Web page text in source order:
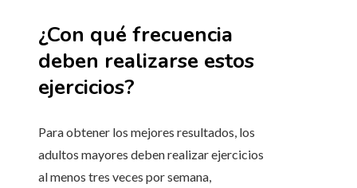
¿Con qué frecuencia
deben realizarse estos
ejercicios?
Para obtener los mejores resultados, los
adultos mayores deben realizar ejercicios
al menos tres veces por semana,